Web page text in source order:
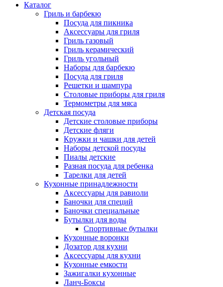
Каталог
Гриль и барбекю
Посуда для пикника
Аксессуары для гриля
Гриль газовый
Гриль керамический
Гриль угольный
Наборы для барбекю
Посуда для гриля
Решетки и шампура
Столовые приборы для гриля
Термометры для мяса
Детская посуда
Детские столовые приборы
Детские фляги
Кружки и чашки для детей
Наборы детской посуды
Пиалы детские
Разная посуда для ребенка
Тарелки для детей
Кухонные принадлежности
Аксессуары для равиоли
Баночки для специй
Баночки специальные
Бутылки для воды
Спортивные бутылки
Кухонные воронки
Дозатор для кухни
Аксессуары для кухни
Кухонные емкости
Зажигалки кухонные
Ланч-Боксы